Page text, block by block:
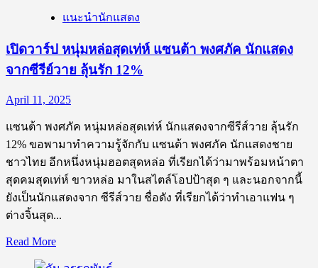
วาร์
หนุ่ม
หล่อ
เท่ห์
กัน
สมาย
ชน
กันต์
นัก
รีส์
แนะนำนักแสดง
เปิดวาร์ป หนุ่มหล่อสุดเท่ห์ แซนต้า พงศภัค นักแสดง
จากซีรีย์วาย ลุ้นรัก 12%
April 11, 2025
แซนต้า พงศภัค หนุ่มหล่อสุดเท่ห์ นักแสดงจากซีรีส์วาย ลุ้นรัก
12% ขอพามาทำความรู้จักกับ แซนต้า พงศภัค นักแสดงชาย
ชาวไทย อีกหนึ่งหนุ่มฮอตสุดหล่อ ที่เรียกได้ว่ามาพร้อมหน้าตา
สุดคมสุดเท่ห์ ขาวหล่อ มาในสไตล์โอปป้าสุด ๆ และนอกจากนี้
ยังเป็นนักแสดงจาก ซีรีส์วาย ชื่อดัง ที่เรียกได้ว่าทำเอาแฟน ๆ
ต่างจิ้นสุด...
Read MoreRead